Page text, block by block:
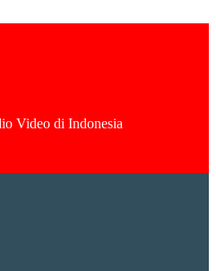
Video di Indonesia